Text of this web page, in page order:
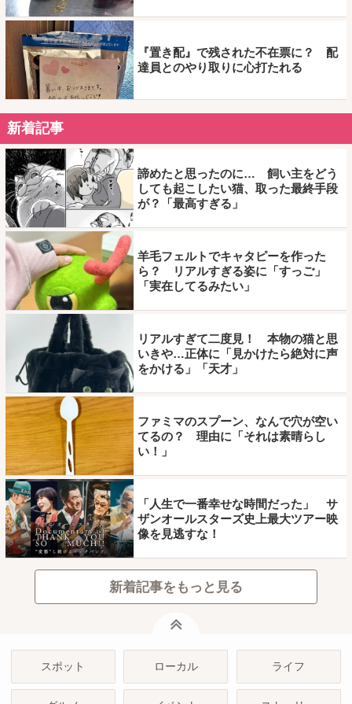
『置き配』で残された不在票に？ 配
達員とのやり取りに心打たれる
新着記事
諦めたと思ったのに… 飼い主をどう
しても起こしたい猫、取った最終手段
が？「最高すぎる」
羊毛フェルトでキャタピーを作った
ら？ リアルすぎる姿に「すっご」
「実在してるみたい」
リアルすぎて二度見！ 本物の猫と思
いきや…正体に「見かけたら絶対に声
をかける」「天才」
ファミマのスプーン、なんで穴が空い
てるの？ 理由に「それは素晴らし
い！」
「人生で一番幸せな時間だった」 サ
ザンオールスターズ史上最大ツアー映
像を見逃すな！
新着記事をもっと見る
スポット ローカル ライフ